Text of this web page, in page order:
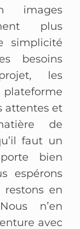
images
plus
simplicité
besoins
les
attentes et
de
faut un
bien
espérons
restons en
n’en
avec